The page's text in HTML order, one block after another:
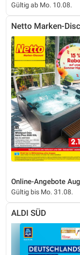
Gültig ab Mo. 10.08.
Netto Marken-
Gültig bis Mo. 31.08.
ALDI SÜD